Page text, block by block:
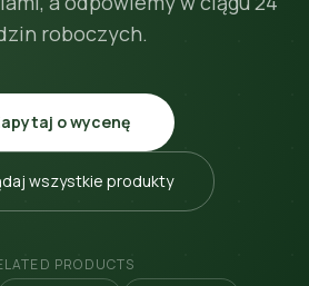
roboczych.
o wycenę
wszystkie produkty
PRODUCTS